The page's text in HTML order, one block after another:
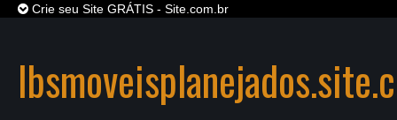
Crie seu Site GRÁTIS - Site.com.br
SITEGRÁTIS,